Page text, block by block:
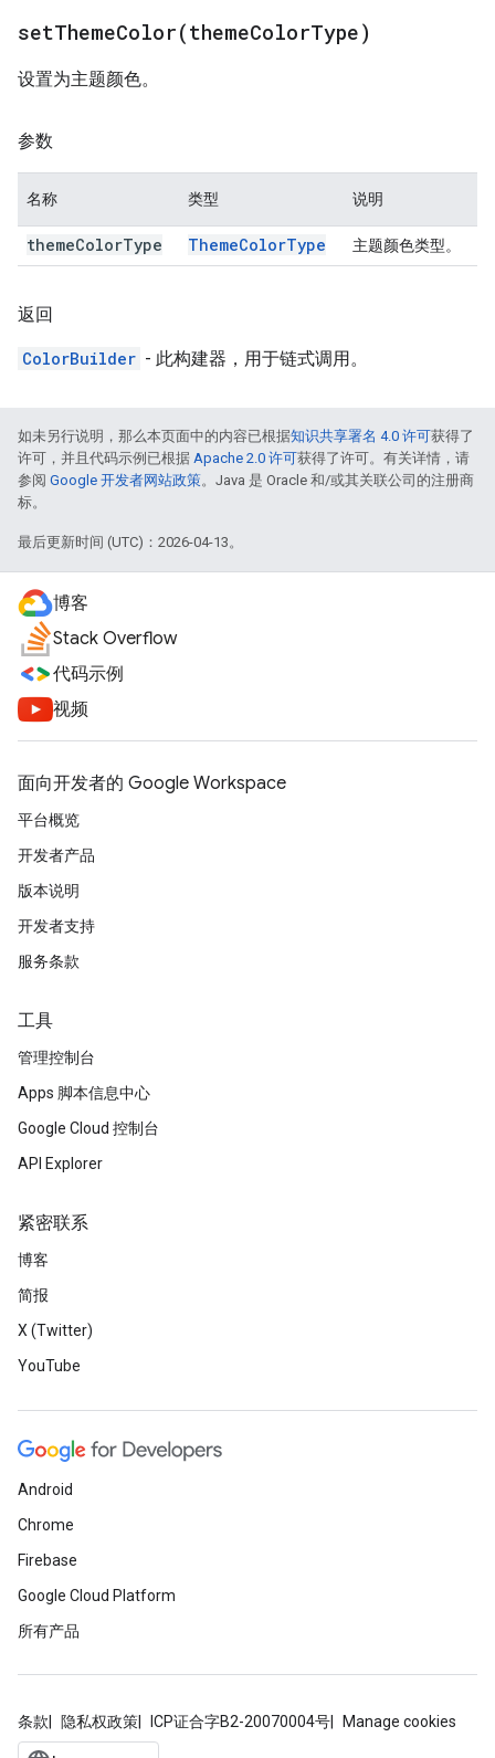
setThemeColor(themeColorType)
设置为主题颜色。
参数
名称 类型 说明
themeColorType ThemeColorType 主题颜色类型。
返回
ColorBuilder - 此构建器，用于链式调用。
如未另行说明，那么本页面中的内容已根据知识共享署名 4.0 许可获得了
许可，并且代码示例已根据 Apache 2.0 许可获得了许可。有关详情，请
参阅 Google 开发者网站政策。Java 是 Oracle 和/或其关联公司的注册商
标。
最后更新时间 (UTC)：2026-04-13。
博客
Stack Overflow
代码示例
视频
面向开发者的 Google Workspace
平台概览
开发者产品
版本说明
开发者支持
服务条款
工具
管理控制台
Apps 脚本信息中心
Google Cloud 控制台
API Explorer
紧密联系
博客
简报
X (Twitter)
YouTube
Android
Chrome
Firebase
Google Cloud Platform
所有产品
条款 隐私权政策 ICP证合字B2-20070004号 Manage cookies